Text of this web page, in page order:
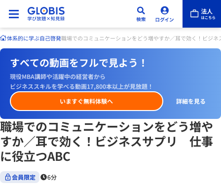
体系的に学ぶ自己啓発職場でのコミュニケーションをどう増やすか／耳で効く！ビジ
すべての動画をフルで見よう！
現役MBA講師や活躍中の経営者から
ビジネススキルを学べる動画17,800本以上が見放題！
いますぐ無料体験へ
詳細を見る
職場でのコミュニケーションをどう増や
すか／耳で効く！ビジネスサプリ 仕事
に役立つABC
会員限定 6分